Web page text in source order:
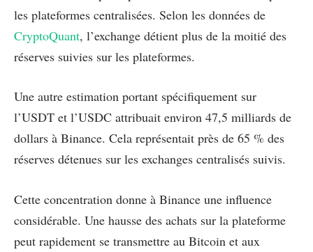
les plateformes centralisées. Selon les données de
CryptoQuant, l’exchange détient plus de la moitié des
réserves suivies sur les plateformes.
Une autre estimation portant spécifiquement sur
l’USDT et l’USDC attribuait environ 47,5 milliards de
dollars à Binance. Cela représentait près de 65 % des
réserves détenues sur les exchanges centralisés suivis.
Cette concentration donne à Binance une influence
considérable. Une hausse des achats sur la plateforme
peut rapidement se transmettre au Bitcoin et aux